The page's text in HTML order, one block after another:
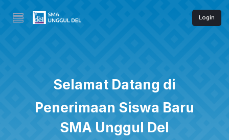
Login
Selamat Datang di
Penerimaan Siswa Baru
SMA Unggul Del